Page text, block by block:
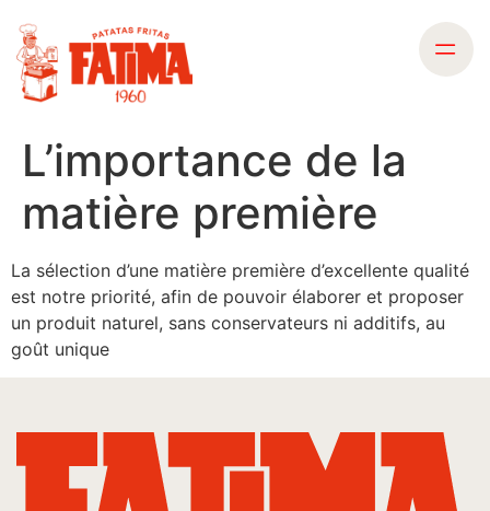
L’importance de la
matière première
La sélection d’une matière première d’excellente qualité
est notre priorité, afin de pouvoir élaborer et proposer
un produit naturel, sans conservateurs ni additifs, au
goût unique